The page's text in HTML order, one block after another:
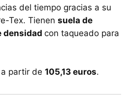
del tiempo gracias a su
Tex. Tienen suela de
densidad con taqueado para
partir de 105,13 euros.